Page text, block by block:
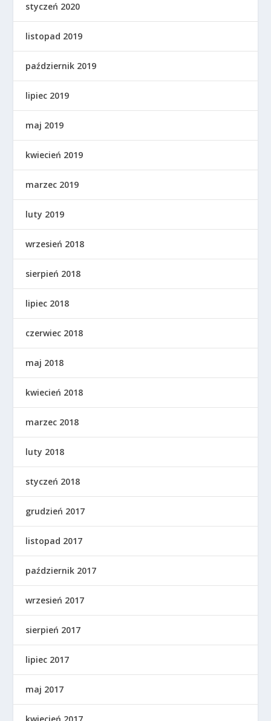
styczeń 2020
listopad 2019
październik 2019
lipiec 2019
maj 2019
kwiecień 2019
marzec 2019
luty 2019
wrzesień 2018
sierpień 2018
lipiec 2018
czerwiec 2018
maj 2018
kwiecień 2018
marzec 2018
luty 2018
styczeń 2018
grudzień 2017
listopad 2017
październik 2017
wrzesień 2017
sierpień 2017
lipiec 2017
maj 2017